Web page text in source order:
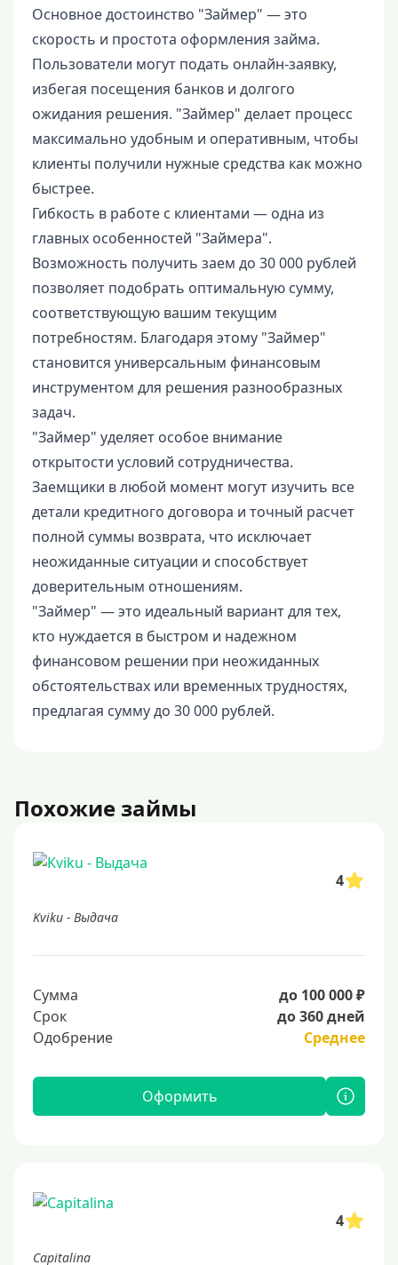
Основное достоинство "Займер" — это
скорость и простота оформления займа.
Пользователи могут подать онлайн-заявку,
избегая посещения банков и долгого
ожидания решения. "Займер" делает процесс
максимально удобным и оперативным, чтобы
клиенты получили нужные средства как можно
быстрее.
Гибкость в работе с клиентами — одна из
главных особенностей "Займера".
Возможность получить заем до 30 000 рублей
позволяет подобрать оптимальную сумму,
соответствующую вашим текущим
потребностям. Благодаря этому "Займер"
становится универсальным финансовым
инструментом для решения разнообразных
задач.
"Займер" уделяет особое внимание
открытости условий сотрудничества.
Заемщики в любой момент могут изучить все
детали кредитного договора и точный расчет
полной суммы возврата, что исключает
неожиданные ситуации и способствует
доверительным отношениям.
"Займер" — это идеальный вариант для тех,
кто нуждается в быстром и надежном
финансовом решении при неожиданных
обстоятельствах или временных трудностях,
предлагая сумму до 30 000 рублей.
Похожие займы
4
Kviku - Выдача
Сумма
до 100 000 ₽
Срок
до 360 дней
Одобрение
Среднее
Оформить
4
Capitalina